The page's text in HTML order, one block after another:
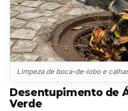
Limpeza de boca-de-lobo e
Desentupimento de
Verde